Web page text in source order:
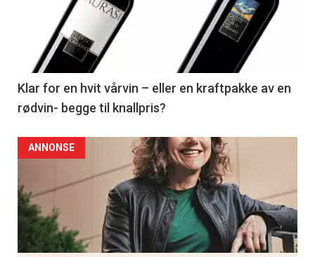
Klar for en hvit vårvin – eller en kraftpakke av en
rødvin- begge til knallpris?
ANNONSE